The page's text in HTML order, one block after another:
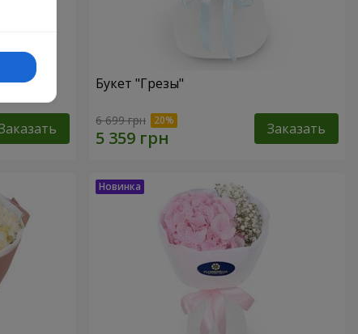
Букет "Грезы"
6 699 грн Заказать